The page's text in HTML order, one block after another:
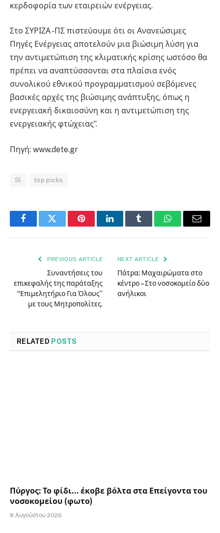
κερδοφορία των εταιρειών ενέργειας.
Στο ΣΥΡΙΖΑ -ΠΣ πιστεύουμε ότι οι Ανανεώσιμες
Πηγές Ενέργειας αποτελούν μια βιώσιμη λύση για
την αντιμετώπιση της κλιματικής κρίσης ωστόσο θα
πρέπει να αναπτύσσονται στα πλαίσια ενός
συνολικού εθνικού προγραμματισμού σεβόμενες
βασικές αρχές της βιώσιμης ανάπτυξης, όπως η
ενεργειακή δικαιοσύνη και η αντιμετώπιση της
ενεργειακής φτώχειας”.
Πηγή: www.dete.gr
Sl top picks
FacebookTwitter PinterestLinkedInTumblr WhatsAppEmail
PREVIOUS ARTICLE
Συναντήσεις του
επικεφαλής της παράταξης
“Επιμελητήριο Για Όλους”
με τους Μητροπολίτες.
NEXT ARTICLE
Πάτρα: Μαχαιρώματα στο
κέντρο – Στο νοσοκομείο δύο
ανήλικοι
RELATED POSTS
Πύργος: Το φίδι… έκοβε βόλτα στα Επείγοντα του
νοσοκομείου (φωτο)
8 Αυγούστου 2026